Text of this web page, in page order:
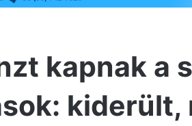
kapnak a
kiderült,